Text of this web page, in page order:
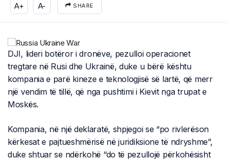
A+ A- SHARE
DJI, lideri botëror i dronëve, pezulloi operacionet
tregtare në Rusi dhe Ukrainë, duke u bërë kështu
kompania e parë kineze e teknologjisë së lartë, që merr
një vendim të tillë, që nga pushtimi i Kievit nga trupat e
Moskës.
Kompania, në një deklaratë, shpjegoi se “po rivlerëson
kërkesat e pajtueshmërisë në juridiksione të ndryshme”,
duke shtuar se ndërkohë “do të pezullojë përkohësisht